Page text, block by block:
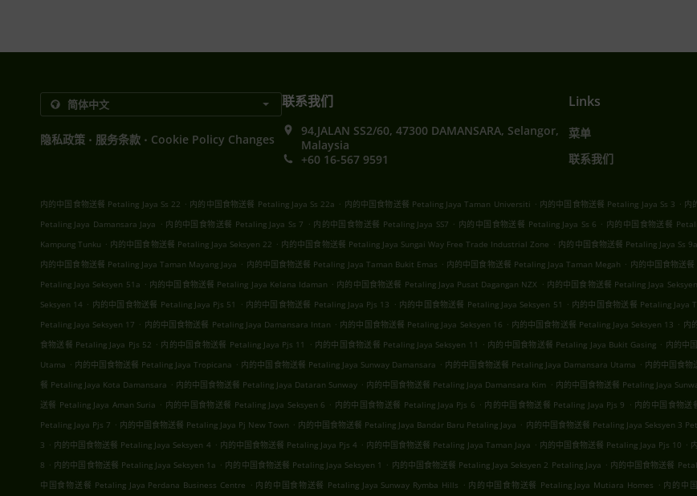
隐私政策 . 服务条款 . Cookie Policy Changes
联系我们
94,JALAN SS2/60, 47300 DAMANSARA, Selangor,
Malaysia
+60 16-567 9591
Links
菜单
联系我们
内的中国食物送餐 Petaling Jaya Ss 22 . 内的中国食物送餐 Petaling Jaya Ss 22a . 内的中国食物送餐 Petaling Jaya Taman Universiti . 内的中国食物送餐 Petaling Jaya Ss 3 . 内
Petaling Jaya Damansara Jaya . 内的中国食物送餐 Petaling Jaya Ss 7 . 内的中国食物送餐 Petaling Jaya SS7 . 内的中国食物送餐 Petaling Jaya Ss 6 . 内的中国食物送餐
Kampung Tunku . 内的中国食物送餐 Petaling Jaya Seksyen 22 . 内的中国食物送餐 Petaling Jaya Sungai Way Free Trade Industrial Zone . 内的中国食物送餐 Petaling Jaya Ss 9a
内的中国食物送餐 Petaling Jaya Taman Mayang Jaya . 内的中国食物送餐 Petaling Jaya Taman Bukit Emas . 内的中国食物送餐 Petaling Jaya Taman Megah . 内的中国食物送
Petaling Jaya Seksyen 51a . 内的中国食物送餐 Petaling Jaya Kelana Idaman . 内的中国食物送餐 Petaling Jaya Pusat Dagangan NZX . 内的中国食物送餐 Petaling Jaya
Seksyen 14 . 内的中国食物送餐 Petaling Jaya Pjs 51 . 内的中国食物送餐 Petaling Jaya Pjs 13 . 内的中国食物送餐 Petaling Jaya Seksyen 51 . 内的中国食物送餐 Petaling Jaya
Petaling Jaya Seksyen 17 . 内的中国食物送餐 Petaling Jaya Damansara Intan . 内的中国食物送餐 Petaling Jaya Seksyen 16 . 内的中国食物送餐 Petaling Jaya Seksyen 13 . 内
食物送餐 Petaling Jaya Pjs 52 . 内的中国食物送餐 Petaling Jaya Pjs 11 . 内的中国食物送餐 Petaling Jaya Seksyen 11 . 内的中国食物送餐 Petaling Jaya Bukit Gasing . 内的中
Utama . 内的中国食物送餐 Petaling Jaya Tropicana . 内的中国食物送餐 Petaling Jaya Sunway Damansara . 内的中国食物送餐 Petaling Jaya Damansara Utama . 内的中国食物
餐 Petaling Jaya Kota Damansara . 内的中国食物送餐 Petaling Jaya Dataran Sunway . 内的中国食物送餐 Petaling Jaya Damansara Kim . 内的中国食物送餐 Petaling Jaya
送餐 Petaling Jaya Aman Suria . 内的中国食物送餐 Petaling Jaya Seksyen 6 . 内的中国食物送餐 Petaling Jaya Pjs 6 . 内的中国食物送餐 Petaling Jaya Pjs 9 . 内的中国食物送
Petaling Jaya Pjs 7 . 内的中国食物送餐 Petaling Jaya Pj New Town . 内的中国食物送餐 Petaling Jaya Bandar Baru Petaling Jaya . 内的中国食物送餐 Petaling Jaya Seksyen 3
3 . 内的中国食物送餐 Petaling Jaya Seksyen 4 . 内的中国食物送餐 Petaling Jaya Pjs 4 . 内的中国食物送餐 Petaling Jaya Taman Jaya . 内的中国食物送餐 Petaling Jaya Pjs 10 .
8 . 内的中国食物送餐 Petaling Jaya Seksyen 1a . 内的中国食物送餐 Petaling Jaya Seksyen 1 . 内的中国食物送餐 Petaling Jaya Seksyen 2 Petaling Jaya . 内的中国食物送餐
中国食物送餐 Petaling Jaya Perdana Business Centre . 内的中国食物送餐 Petaling Jaya Sunway Rymba Hills . 内的中国食物送餐 Petaling Jaya Mutiara Homes . 内的中